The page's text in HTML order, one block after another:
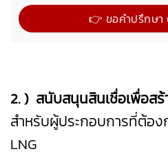
👉 ขอคำปรึกษา
2. ) สนับสนุนสินเชื่อเพื่อส
สำหรับผู้ประกอบการที่ต้อ
LNG